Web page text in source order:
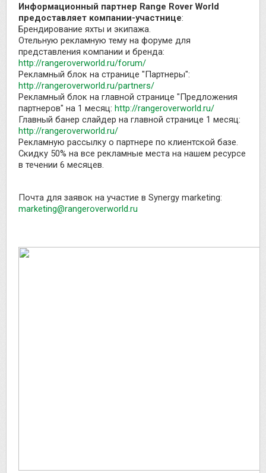
Информационный партнер Range Rover World
предоставляет компании-участнице:
Брендирование яхты и экипажа.
Отельную рекламную тему на форуме для
представления компании и бренда:
http://rangeroverworld.ru/forum/
Рекламный блок на странице "Партнеры":
http://rangeroverworld.ru/partners/
Рекламный блок на главной странице "Предложения
партнеров" на 1 месяц: http://rangeroverworld.ru/
Главный банер слайдер на главной странице 1 месяц:
http://rangeroverworld.ru/
Рекламную рассылку о партнере по клиентской базе.
Скидку 50% на все рекламные места на нашем ресурсе
в течении 6 месяцев.
Почта для заявок на участие в Synergy marketing:
marketing@rangeroverworld.ru